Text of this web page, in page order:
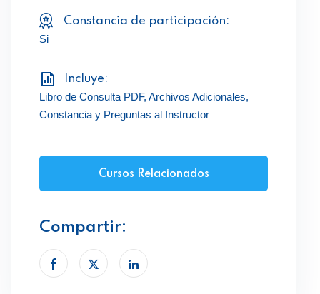
Constancia de participación:
Si
Incluye:
Libro de Consulta PDF, Archivos Adicionales,
Constancia y Preguntas al Instructor
Cursos Relacionados
Compartir: